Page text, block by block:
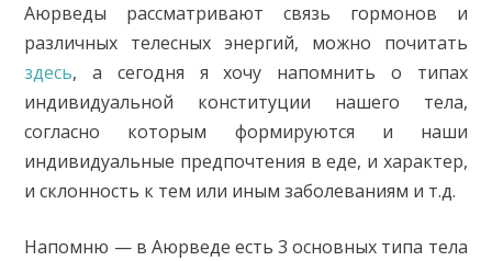
Аюрведы рассматривают связь гормонов и
различных телесных энергий, можно почитать
здесь, а сегодня я хочу напомнить о типах
индивидуальной конституции нашего тела,
согласно которым формируются и наши
индивидуальные предпочтения в еде, и характер,
и склонность к тем или иным заболеваниям и т.д.
Напомню — в Аюрведе есть 3 основных типа тела